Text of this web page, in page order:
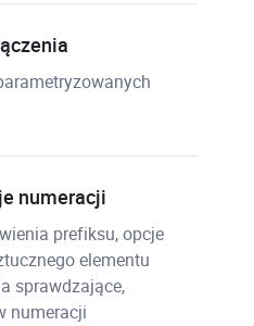
numeracji
prefiksu, opcje
elementu
sprawdzające,
numeracji